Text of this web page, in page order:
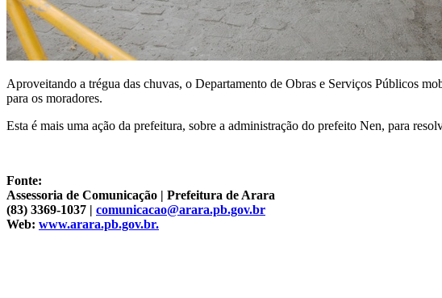
Aproveitando a trégua das chuvas, o Departamento de Obras e Serviços Públicos
para os moradores.
Esta é mais uma ação da prefeitura, sobre a administração do prefeito Nen, para
Fonte:
Assessoria de Comunicação | Prefeitura de Arara
(83) 3369-1037 | comunicacao@arara.pb.gov.br
Web: www.arara.pb.gov.br.